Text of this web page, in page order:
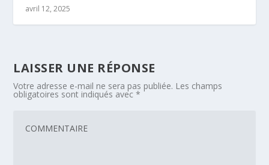
avril 12, 2025
LAISSER UNE RÉPONSE
Votre adresse e-mail ne sera pas publiée. Les champs
obligatoires sont indiqués avec*